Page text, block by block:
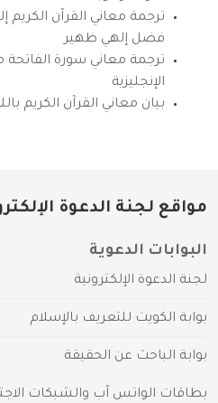
ترجمة معاني القرآن الكريم
فضل إلهي ظهير
ترجمة معاني سورة الفاتحة
الإنجليزية
بيان معاني القرآن الكريم
مواقع لجنة الدعوة
البوابات الدعوية
لجنة الدعوة الإلكترونية
بوابة الكويت للتعريف بالإسلام
بوابة الباحث عن الحقيقة
بطاقات الواتس آب والشبكات